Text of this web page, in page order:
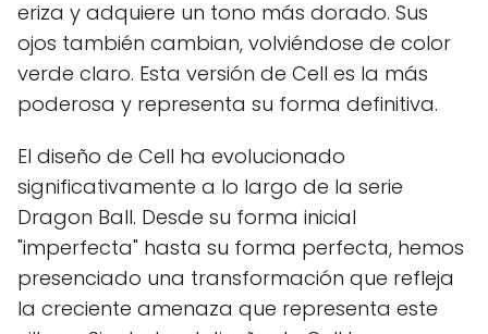
eriza y adquiere un tono más dorado. Sus
ojos también cambian, volviéndose de color
verde claro. Esta versión de Cell es la más
poderosa y representa su forma definitiva.
El diseño de Cell ha evolucionado
significativamente a lo largo de la serie
Dragon Ball. Desde su forma inicial
"imperfecta" hasta su forma perfecta, hemos
presenciado una transformación que refleja
la creciente amenaza que representa este